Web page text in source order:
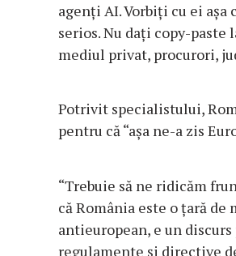
agenţi AI. Vorbiţi cu ei
serios. Nu daţi copy-
mediul privat, procurori,
Potrivit specialistului,
pentru că “aşa ne-a zis
“Trebuie să ne ridicăm
că România este o ţară de
antieuropean, e un
regulamente şi directive